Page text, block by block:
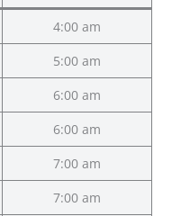
4:00 am
5:00 am
6:00 am
6:00 am
7:00 am
7:00 am